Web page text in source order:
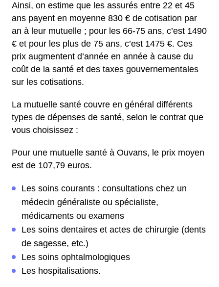
Ainsi, on estime que les assurés entre 22 et 45
ans payent en moyenne 830 € de cotisation par
an à leur mutuelle ; pour les 66-75 ans, c’est 1490
€ et pour les plus de 75 ans, c’est 1475 €. Ces
prix augmentent d’année en année à cause du
coût de la santé et des taxes gouvernementales
sur les cotisations.
La mutuelle santé couvre en général différents
types de dépenses de santé, selon le contrat que
vous choisissez :
Pour une mutuelle santé à Ouvans, le prix moyen
est de 107,79 euros.
Les soins courants : consultations chez un
médecin généraliste ou spécialiste,
médicaments ou examens
Les soins dentaires et actes de chirurgie (dents
de sagesse, etc.)
Les soins ophtalmologiques
Les hospitalisations.